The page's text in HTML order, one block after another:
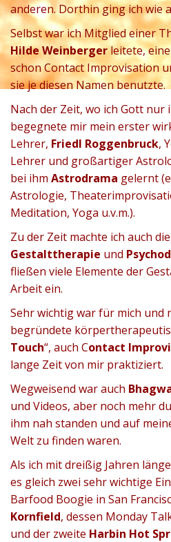
anderen. Dorthin ging ich wie
Selbst war ich Mitglied einer
Hilde Weinbergerleitete, eine
schon Contact Improvisation
sie je diesen Namen benutzte.
Nach der Zeit, wo ich Gott nur
begegnete mir mein erster
Lehrer, Friedl Roggenbruck,
Lehrer und großartiger
bei ihm Astrodrama gelernt
Astrologie,
Meditation, Yoga u.v.m.).
Zu der Zeit machte ich auch
Gestalttherapie und
fließen viele Elemente der
Arbeit ein.
Sehr wichtig war für mich und
begründete
Touch“, auch Contact
lange Zeit von mir praktiziert.
Wegweisend war auch
und Videos, aber noch mehr
ihm nah standen und auf
Welt zu finden waren.
Als ich mit dreißig Jahren
es gleich zwei sehr wichtige
Barfood Boogie in San
Kornfield, dessen Monday
und der zweite Harbin Hot